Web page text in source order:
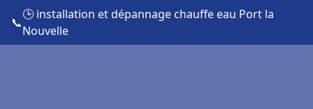
📞
🕒 installation et dépannage chauffe eau Port la
Nouvelle